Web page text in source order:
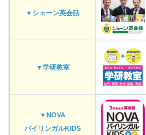
▼シェーン英会話
▼学研教室
▼NOVA
バイリンガルKIDS